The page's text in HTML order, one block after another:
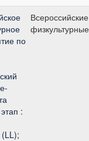
по
:
Всероссийские
физкультурные